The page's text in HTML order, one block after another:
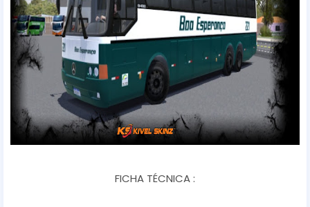
FICHA TÉCNICA :